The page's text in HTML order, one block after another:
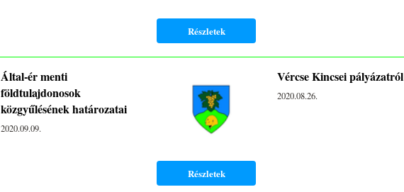
Részletek
Által-ér menti
földtulajdonosok
közgyűlésének határozatai
2020.09.09.
Vércse Kincsei pályázatról
2020.08.26.
Részletek